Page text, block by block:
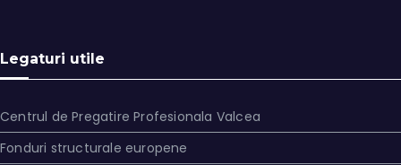
Legaturi utile
Centrul de Pregatire Profesionala Valcea
Fonduri structurale europene